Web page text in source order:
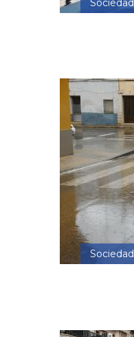
Sociedad
Sociedad